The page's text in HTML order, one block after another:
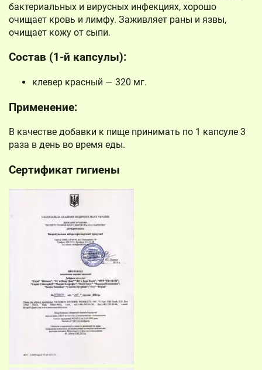
бактериальных и вирусных инфекциях, хорошо
очищает кровь и лимфу. Заживляет раны и язвы,
очищает кожу от сыпи.
Состав (1-й капсулы):
клевер красный — 320 мг.
Применение:
В качестве добавки к пище принимать по 1 капсуле 3
раза в день во время еды.
Сертификат гигиены